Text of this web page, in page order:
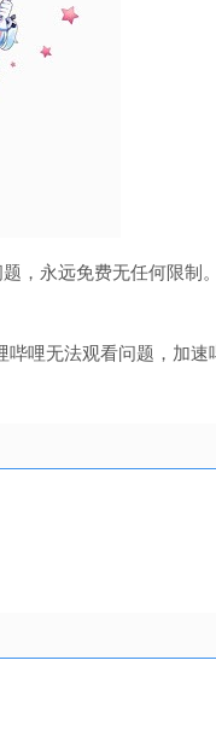
，永远免费无任何限制。
哔哩无法观看问题，加速